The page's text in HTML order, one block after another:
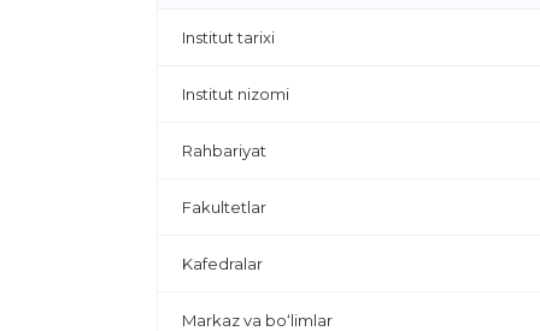
Institut tarixi
Institut nizomi
Rahbariyat
Fakultetlar
Kafedralar
Markaz va bo‘limlar